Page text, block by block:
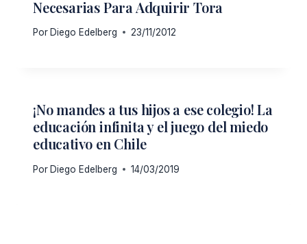
Necesarias Para Adquirir Tora
Por Diego Edelberg 23/11/2012
¡No mandes a tus hijos a ese colegio! La
educación infinita y el juego del miedo
educativo en Chile
Por Diego Edelberg 14/03/2019